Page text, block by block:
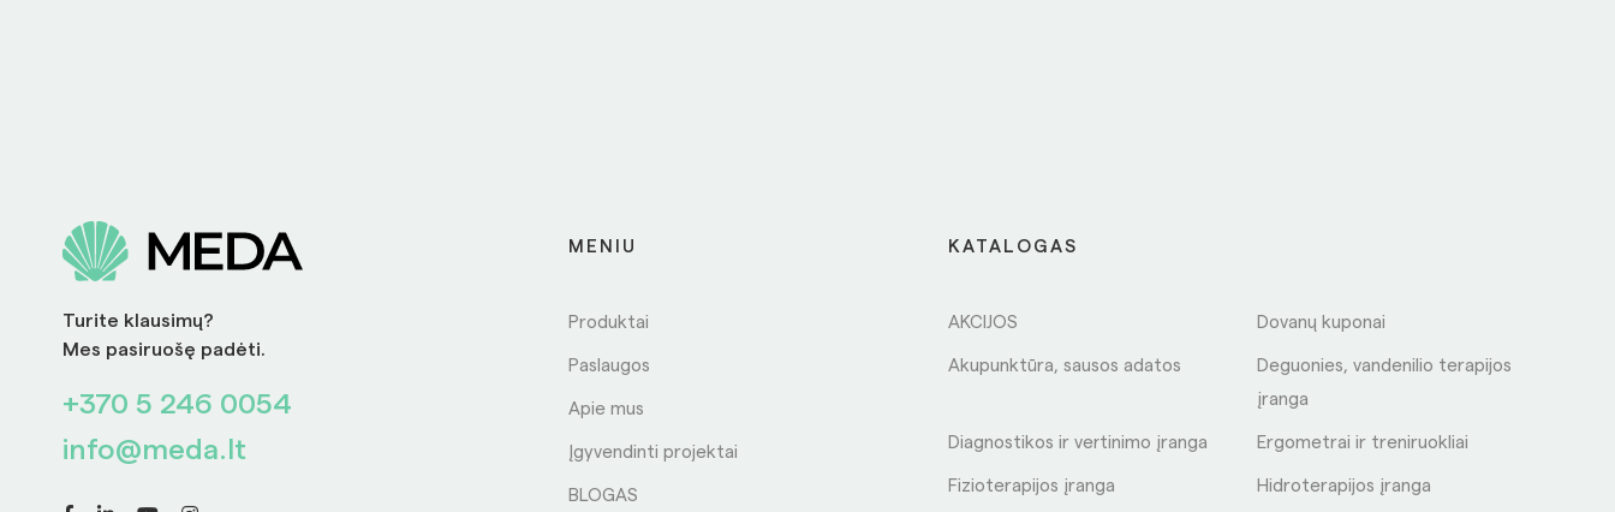
Turite klausimų?
Mes pasiruošę padėti.
+370 5 246 0054
info@meda.lt
MENIU
Produktai
Paslaugos
Apie mus
Įgyvendinti projektai
BLOGAS
KATALOGAS
AKCIJOS Dovanų kuponai
Akupunktūra, sausos adatos
Deguonies, vandenilio terapijos
įranga
Diagnostikos ir vertinimo įranga Ergometrai ir treniruokliai
Fizioterapijos įranga Hidroterapijos įranga